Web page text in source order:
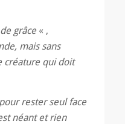
grâce « ,
, mais sans
créature qui doit
rester seul face
néant et rien